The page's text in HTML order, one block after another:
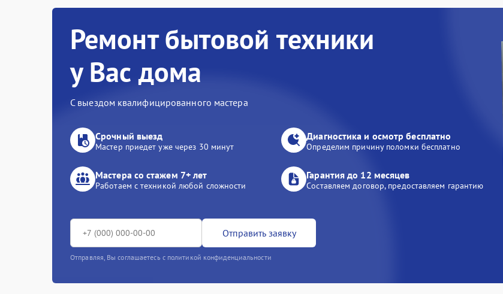
Ремонт бытовой техники
у Вас дома
С выездом квалифицированного мастера
Срочный выезд
Мастер приедет уже через 30 минут
Диагностика и осмотр бесплатно
Определим причину поломки бесплатно
Мастера со стажем 7+ лет
Работаем с техникой любой сложности
Гарантия до 12 месяцев
Составляем договор, предоставляем гарантию
Отправить заявку
Отправляя, Вы соглашаетесь с политикой конфиденциальности